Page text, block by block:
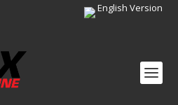
English Version